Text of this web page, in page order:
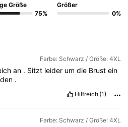
Größe
75%
Größer
0%
Farbe: Schwarz / Größe: 4XL
an . Sitzt leider um die Brust ein
.
Hilfreich (1)
Farbe: Schwarz / Größe: 4XL